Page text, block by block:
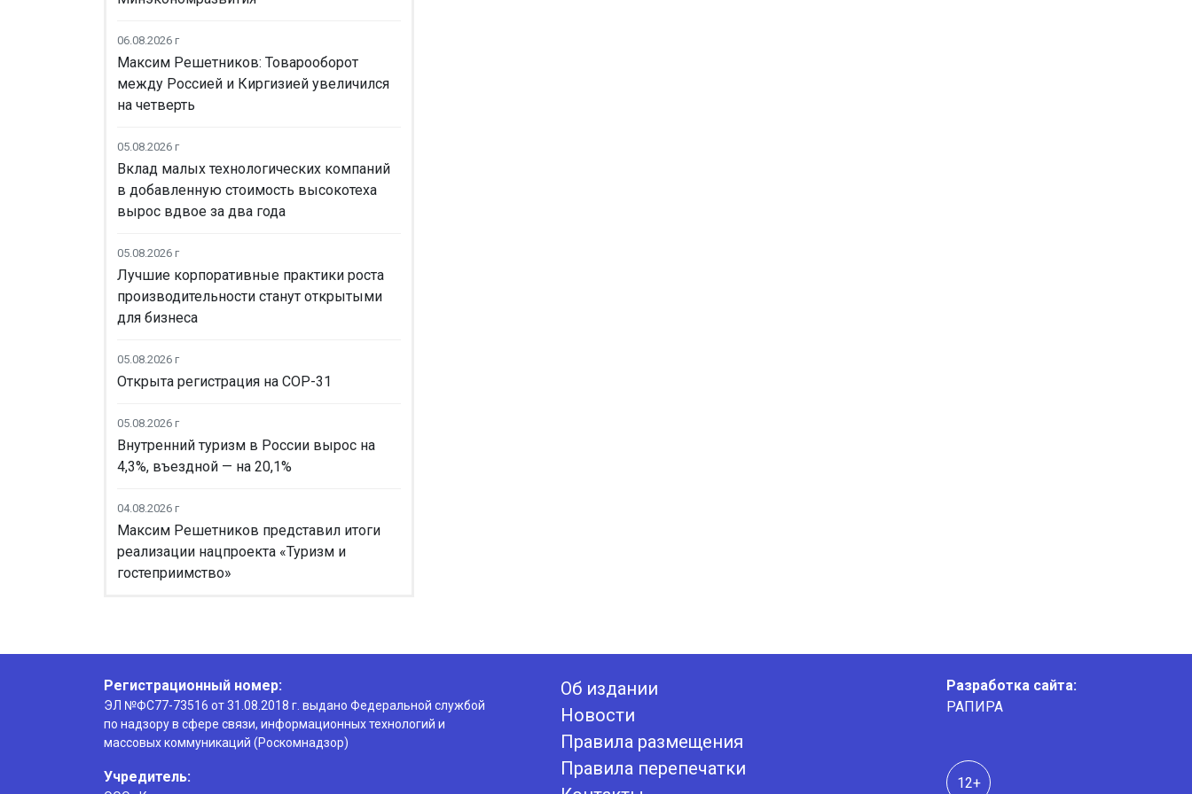
06.08.2026 г
Максим Решетников: Товарооборот
между Россией и Киргизией увеличился
на четверть
05.08.2026 г
Вклад малых технологических компаний
в добавленную стоимость высокотеха
вырос вдвое за два года
05.08.2026 г
Лучшие корпоративные практики роста
производительности станут открытыми
для бизнеса
05.08.2026 г
Открыта регистрация на COP-31
05.08.2026 г
Внутренний туризм в России вырос на
4,3%, въездной — на 20,1%
04.08.2026 г
Максим Решетников представил итоги
реализации нацпроекта «Туризм и
гостеприимство»
Регистрационный номер:
ЭЛ №ФС77-73516 от 31.08.2018 г. выдано Федеральной службой
по надзору в сфере связи, информационных технологий и
массовых коммуникаций (Роскомнадзор)
Учредитель:
Об издании
Новости
Правила размещения
Правила перепечатки
Разработка сайта:
РАПИРА
12+